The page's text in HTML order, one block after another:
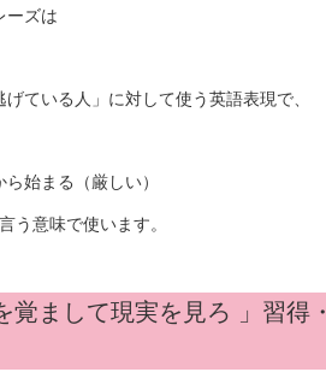
ーズは
ている人」に対して使う英語表現で、
始まる（厳しい）
う意味で使います。
まして現実を見ろ
」習得・